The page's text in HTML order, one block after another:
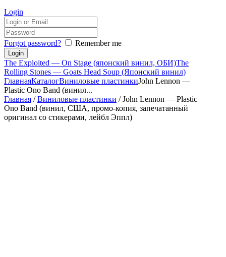
Login
Forgot password? Remember me
The Exploited — On Stage (японский винил, ОБИ)The
Rolling Stones — Goats Head Soup (Японский винил)
ГлавнаяКаталогВиниловые пластинкиJohn Lennon —
Plastic Ono Band (винил...
Главная /Виниловые пластинки / John Lennon — Plastic
Ono Band (винил, США, промо-копия, запечатанный
оригинал со стикерами, лейбл Эппл)